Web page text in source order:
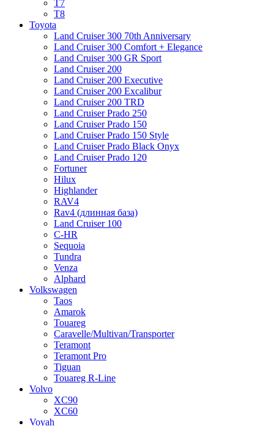
T7
T8
Toyota
Land Cruiser 300 70th Anniversary
Land Cruiser 300 Comfort + Elegance
Land Cruiser 300 GR Sport
Land Cruiser 200
Land Cruiser 200 Executive
Land Cruiser 200 Excalibur
Land Cruiser 200 TRD
Land Cruiser Prado 250
Land Cruiser Prado 150
Land Cruiser Prado 150 Style
Land Cruiser Prado Black Onyx
Land Cruiser Prado 120
Fortuner
Hilux
Highlander
RAV4
Rav4 (длинная база)
Land Cruiser 100
C-HR
Sequoia
Tundra
Venza
Alphard
Volkswagen
Taos
Amarok
Touareg
Caravelle/Multivan/Transporter
Teramont
Teramont Pro
Tiguan
Touareg R-Line
Volvo
XC90
XC60
Voyah